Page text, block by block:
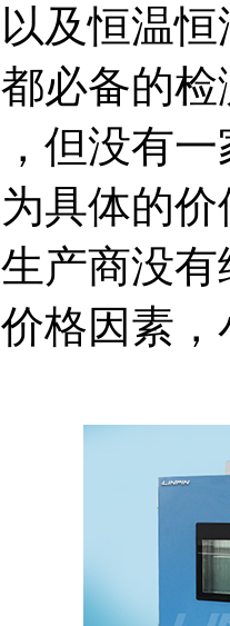
及恒温
必备的
但没有
具体的
产商没
格因素